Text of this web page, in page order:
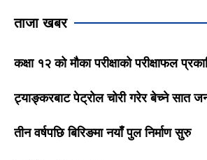
ताजा खबर
कक्षा १२ को मौका परीक्षाको परीक्षाफल
ट्याङ्करबाट पेट्रोल चोरी गरेर बेच्ने सात
तीन वर्षपछि बिरिङमा नयाँ पुल निर्माण सुरु